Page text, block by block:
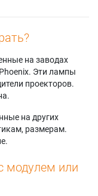
на заводах
Эти лампы
проекторов.
на других
размерам.
модулем или